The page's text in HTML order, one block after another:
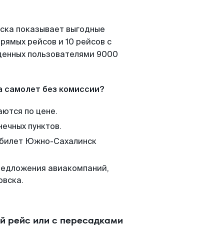
показывает выгодные
рейсов и 10 рейсов с
пользователями 9000
самолет без комиссии?
по цене.
пунктов.
Южно-Сахалинск
авиакомпаний,
рейс или с пересадками